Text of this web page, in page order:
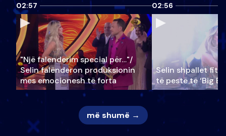
02:57
"Një falenderim special për…"/
Selin falënderon produksionin
mes emocionesh të forta
02:56
Selin shpallet
të pestë të ‘Big
më shumë →